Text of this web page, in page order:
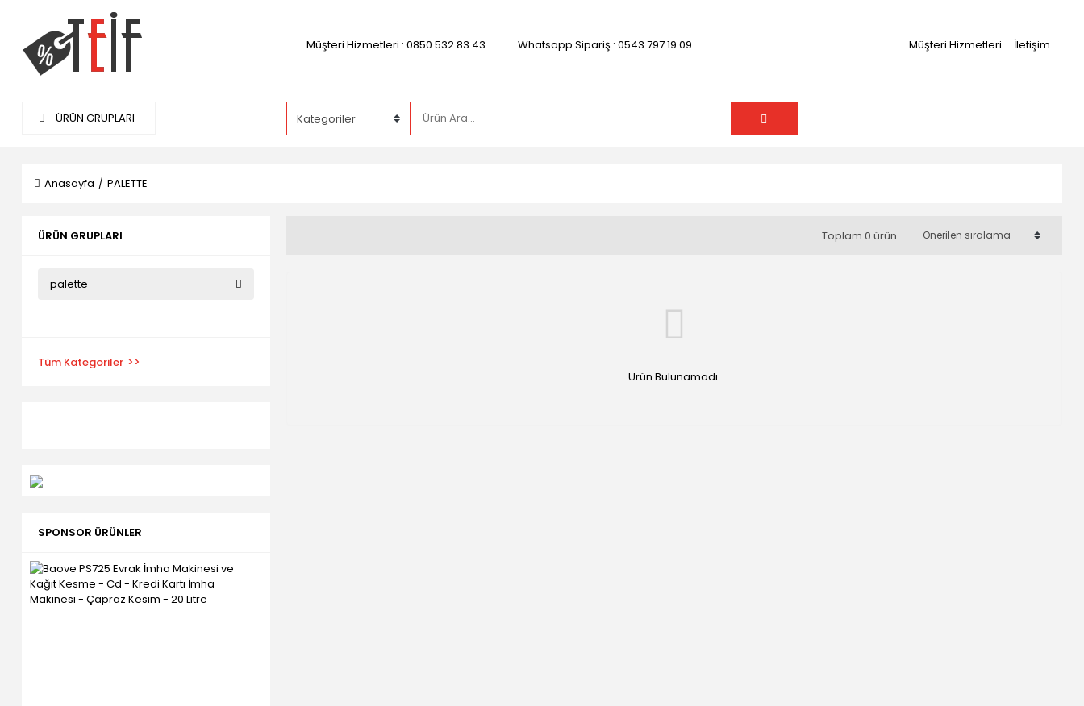
Müşteri Hizmetleri : 0850 532 83 43 Whatsapp Sipariş : 0543 797 19 09 Müşteri Hizmetleri İletişim
ÜRÜN GRUPLARI
Anasayfa PALETTE
ÜRÜN GRUPLARI
palette
Tüm Kategoriler
SPONSOR ÜRÜNLER
Toplam 0 ürün
Ürün Bulunamadı.